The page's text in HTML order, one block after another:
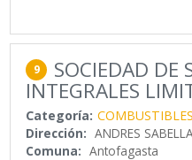
9 SOCIEDAD DE
INTEGRALES
Categoría: COMBUSTIBLES
Dirección: ANDRES
Comuna: Antofagasta